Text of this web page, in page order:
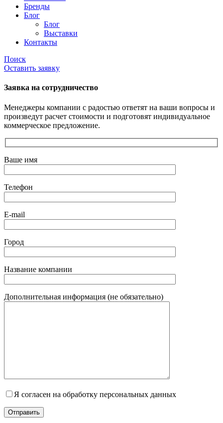
Бренды
Блог
Блог
Выставки
Контакты
Поиск
Оставить заявку
Заявка на сотрудничество
Менеджеры компании с радостью ответят на ваши вопросы и
произведут расчет стоимости и подготовят индивидуальное
коммерческое предложение.
Ваше имя
Телефон
E-mail
Город
Название компании
Дополнительная информация (не обязательно)
Я согласен на обработку персональных данных